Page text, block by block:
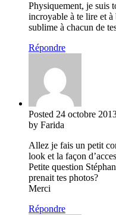
Physiquement, je suis
incroyable à te lire et
sublime à chacun de
Répondre
Posted 24 octobre
by Farida
Allez je fais un petit
look et la façon
Petite question
prenait tes photos?
Merci
Répondre